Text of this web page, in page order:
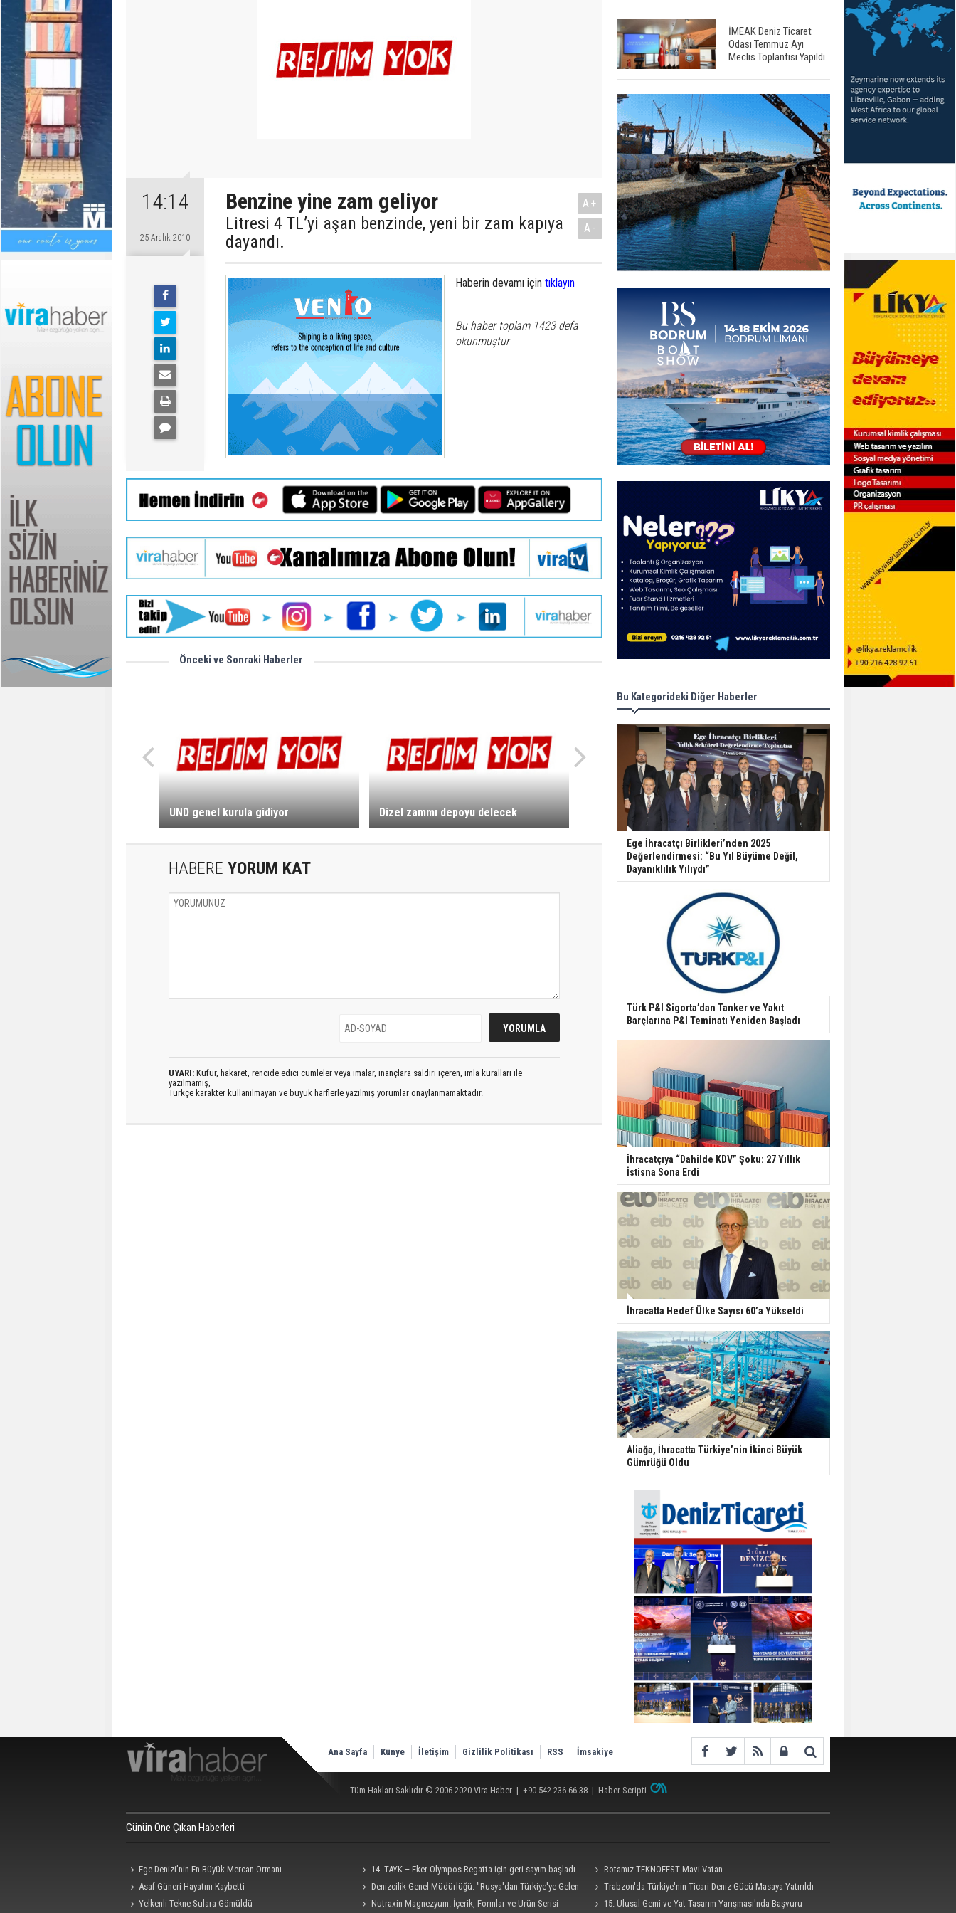
14:14
25 Aralık 2010
Benzine yine zam geliyor
Litresi 4 TL’yi aşan benzinde, yeni bir zam kapıya
dayandı.
A+
A-
Haberin devamı için tıklayın
Bu haber toplam 1423 defa
okunmuştur
Önceki ve Sonraki Haberler
UND genel kurula gidiyor Dizel zammı depoyu delecek
HABERE YORUM KAT
UYARI: Küfür, hakaret, rencide edici cümleler veya imalar, inançlara saldırı içeren, imla kuralları ile
yazılmamış,
Türkçe karakter kullanılmayan ve büyük harflerle yazılmış yorumlar onaylanmamaktadır.
İMEAK Deniz Ticaret
Odası Temmuz Ayı
Meclis Toplantısı Yapıldı
Bu Kategorideki Diğer Haberler
Ege İhracatçı Birlikleri’nden 2025
Değerlendirmesi: “Bu Yıl Büyüme Değil,
Dayanıklılık Yılıydı”
Türk P&I Sigorta’dan Tanker ve Yakıt
Barçlarına P&I Teminatı Yeniden Başladı
İhracatçıya “Dahilde KDV” Şoku: 27 Yıllık
İstisna Sona Erdi
İhracatta Hedef Ülke Sayısı 60’a Yükseldi
Aliağa, İhracatta Türkiye’nin İkinci Büyük
Gümrüğü Oldu
Ana Sayfa Künye İletişim Gizlilik Politikası RSS İmsakiye
Tüm Hakları Saklıdır © 2006-2020 Vira Haber | +90 542 236 66 38 | Haber Scripti
Günün Öne Çıkan Haberleri
Ege Denizi’nin En Büyük Mercan Ormanı 14. TAYK – Eker Olympos Regatta için geri sayım başladı
Rotamız TEKNOFEST Mavi Vatan
Asaf Güneri Hayatını Kaybetti
Denizcilik Genel Müdürlüğü: "Rusya'dan Türkiye'ye Gelen
Ro-Ro Gemisi Dron Saldırısına Uğradı"
Trabzon'da Türkiye'nin Ticari Deniz Gücü Masaya Yatırıldı
Yelkenli Tekne Sulara Gömüldü
Nutraxin Magnezyum: İçerik, Formlar ve Ürün Serisi 15. Ulusal Gemi ve Yat Tasarım Yarışması'nda Başvuru